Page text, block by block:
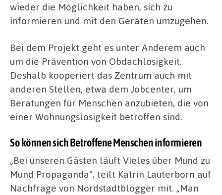
wieder die Möglichkeit haben, sich zu
informieren und mit den Geräten umzugehen.
Bei dem Projekt geht es unter Anderem auch
um die Prävention von Obdachlosigkeit.
Deshalb kooperiert das Zentrum auch mit
anderen Stellen, etwa dem Jobcenter, um
Beratungen für Menschen anzubieten, die von
einer Wohnungslosigkeit betroffen sind.
So können sich Betroffene Menschen informieren
„Bei unseren Gästen läuft Vieles über Mund zu
Mund Propaganda“, teilt Katrin Lauterborn auf
Nachfrage von Nordstadtblogger mit. „Man